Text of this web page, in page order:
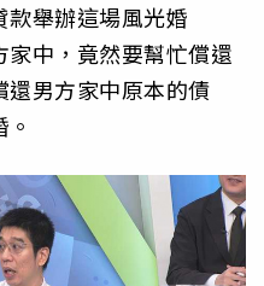
舉辦這場風光婚
中，竟然要幫忙償還
男方家中原本的債